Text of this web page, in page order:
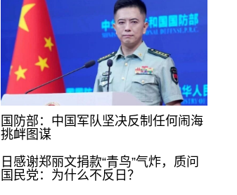
国防部：中国军队坚决反制任何闹海
挑衅图谋
日感谢郑丽文捐款“青鸟”气炸，质问
国民党：为什么不反日？